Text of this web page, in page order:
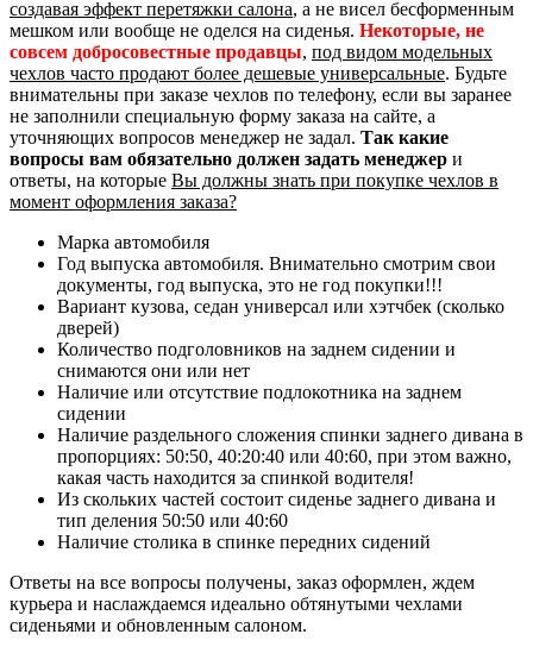
создавая эффект перетяжки салона, а не висел бесформенным
мешком или вообще не оделся на сиденья. Некоторые, не
совсем добросовестные продавцы, под видом модельных
чехлов часто продают более дешевые универсальные. Будьте
внимательны при заказе чехлов по телефону, если вы заранее
не заполнили специальную форму заказа на сайте, а
уточняющих вопросов менеджер не задал. Так какие
вопросы вам обязательно должен задать менеджер и
ответы, на которые Вы должны знать при покупке чехлов в
момент оформления заказа?
Марка автомобиля
Год выпуска автомобиля. Внимательно смотрим свои
документы, год выпуска, это не год покупки!!!
Вариант кузова, седан универсал или хэтчбек (сколько
дверей)
Количество подголовников на заднем сидении и
снимаются они или нет
Наличие или отсутствие подлокотника на заднем
сидении
Наличие раздельного сложения спинки заднего дивана в
пропорциях: 50:50, 40:20:40 или 40:60, при этом важно,
какая часть находится за спинкой водителя!
Из скольких частей состоит сиденье заднего дивана и
тип деления 50:50 или 40:60
Наличие столика в спинке передних сидений
Ответы на все вопросы получены, заказ оформлен, ждем
курьера и наслаждаемся идеально обтянутыми чехлами
сиденьями и обновленным салоном.